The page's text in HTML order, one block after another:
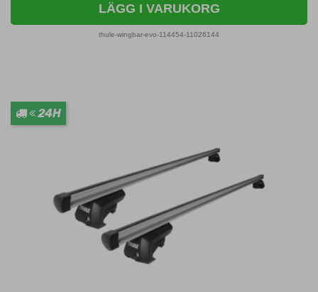
LÄGG I VARUKORG
thule-wingbar-evo-114454-11026144
24H